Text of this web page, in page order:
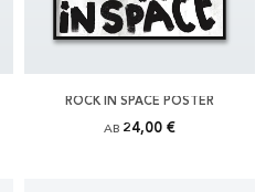
ROCK IN SPACE POSTER
AB 24,00 €